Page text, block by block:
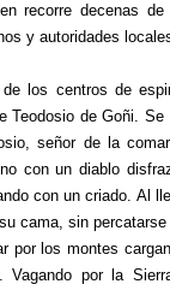
recorre decenas
y autoridades
los centros de
Teodosio de Goñi.
señor de la
con un diablo
con un criado. Al
cama, sin
por los montes
Vagando por la